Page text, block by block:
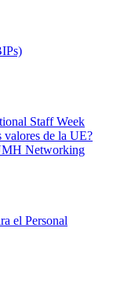
Staff Week
valores de la UE?
Networking
el Personal